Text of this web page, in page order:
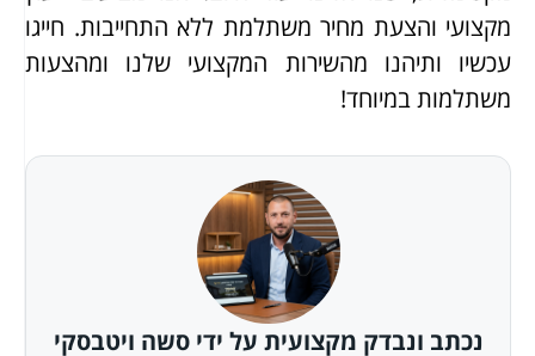
מקצועי והצעת מחיר משתלמת ללא התחייבות. חייגו
עכשיו ותיהנו מהשירות המקצועי שלנו ומהצעות
משתלמות במיוחד!
נכתב ונבדק מקצועית על ידי סשה ויטבסקי